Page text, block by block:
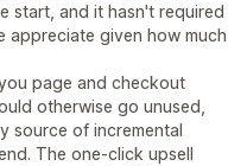
start, and it hasn't required
appreciate given how much
page and checkout
otherwise go unused,
source of incremental
The one-click upsell